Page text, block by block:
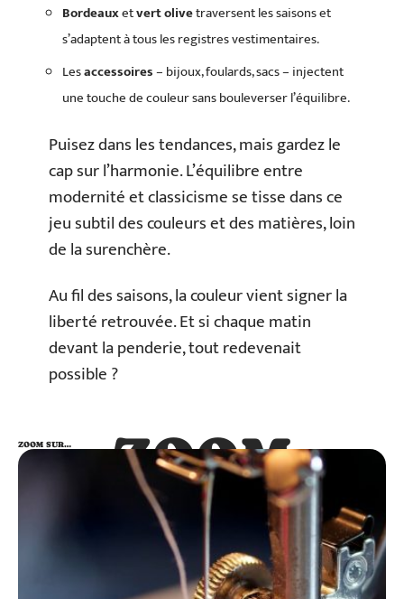
Bordeauxetvert olivetraversent les saisons et
s’adaptent à tous les registres vestimentaires.
Lesaccessoires– bijoux, foulards, sacs – injectent
une touche de couleur sans bouleverser l’équilibre.
Puisez dans les tendances, mais gardez le
cap sur l’harmonie. L’équilibre entre
modernité et classicisme se tisse dans ce
jeu subtil des couleurs et des matières, loin
de la surenchère.
Au fil des saisons, la couleur vient signer la
liberté retrouvée. Et si chaque matin
devant la penderie, tout redevenait
possible ?
ZOOM
SUR…
ZOOM SUR…